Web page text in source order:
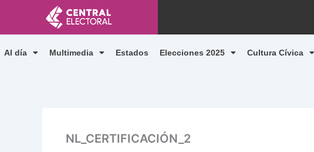
contenido
Al día Multimedia Estados Elecciones 2025 Cultura Cívica
NL_CERTIFICACIÓN_2